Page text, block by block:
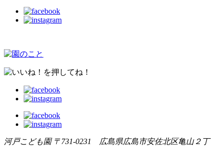
河戸こども園〒731-0231 広島県広島市安佐北区亀山２丁